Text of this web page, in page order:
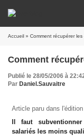
Accueil » Comment récupérer les
Comment
Publié le 28/05/2006 à
Par Daniel.Sauvaitre
Article paru dans
Il faut
salariés les moins